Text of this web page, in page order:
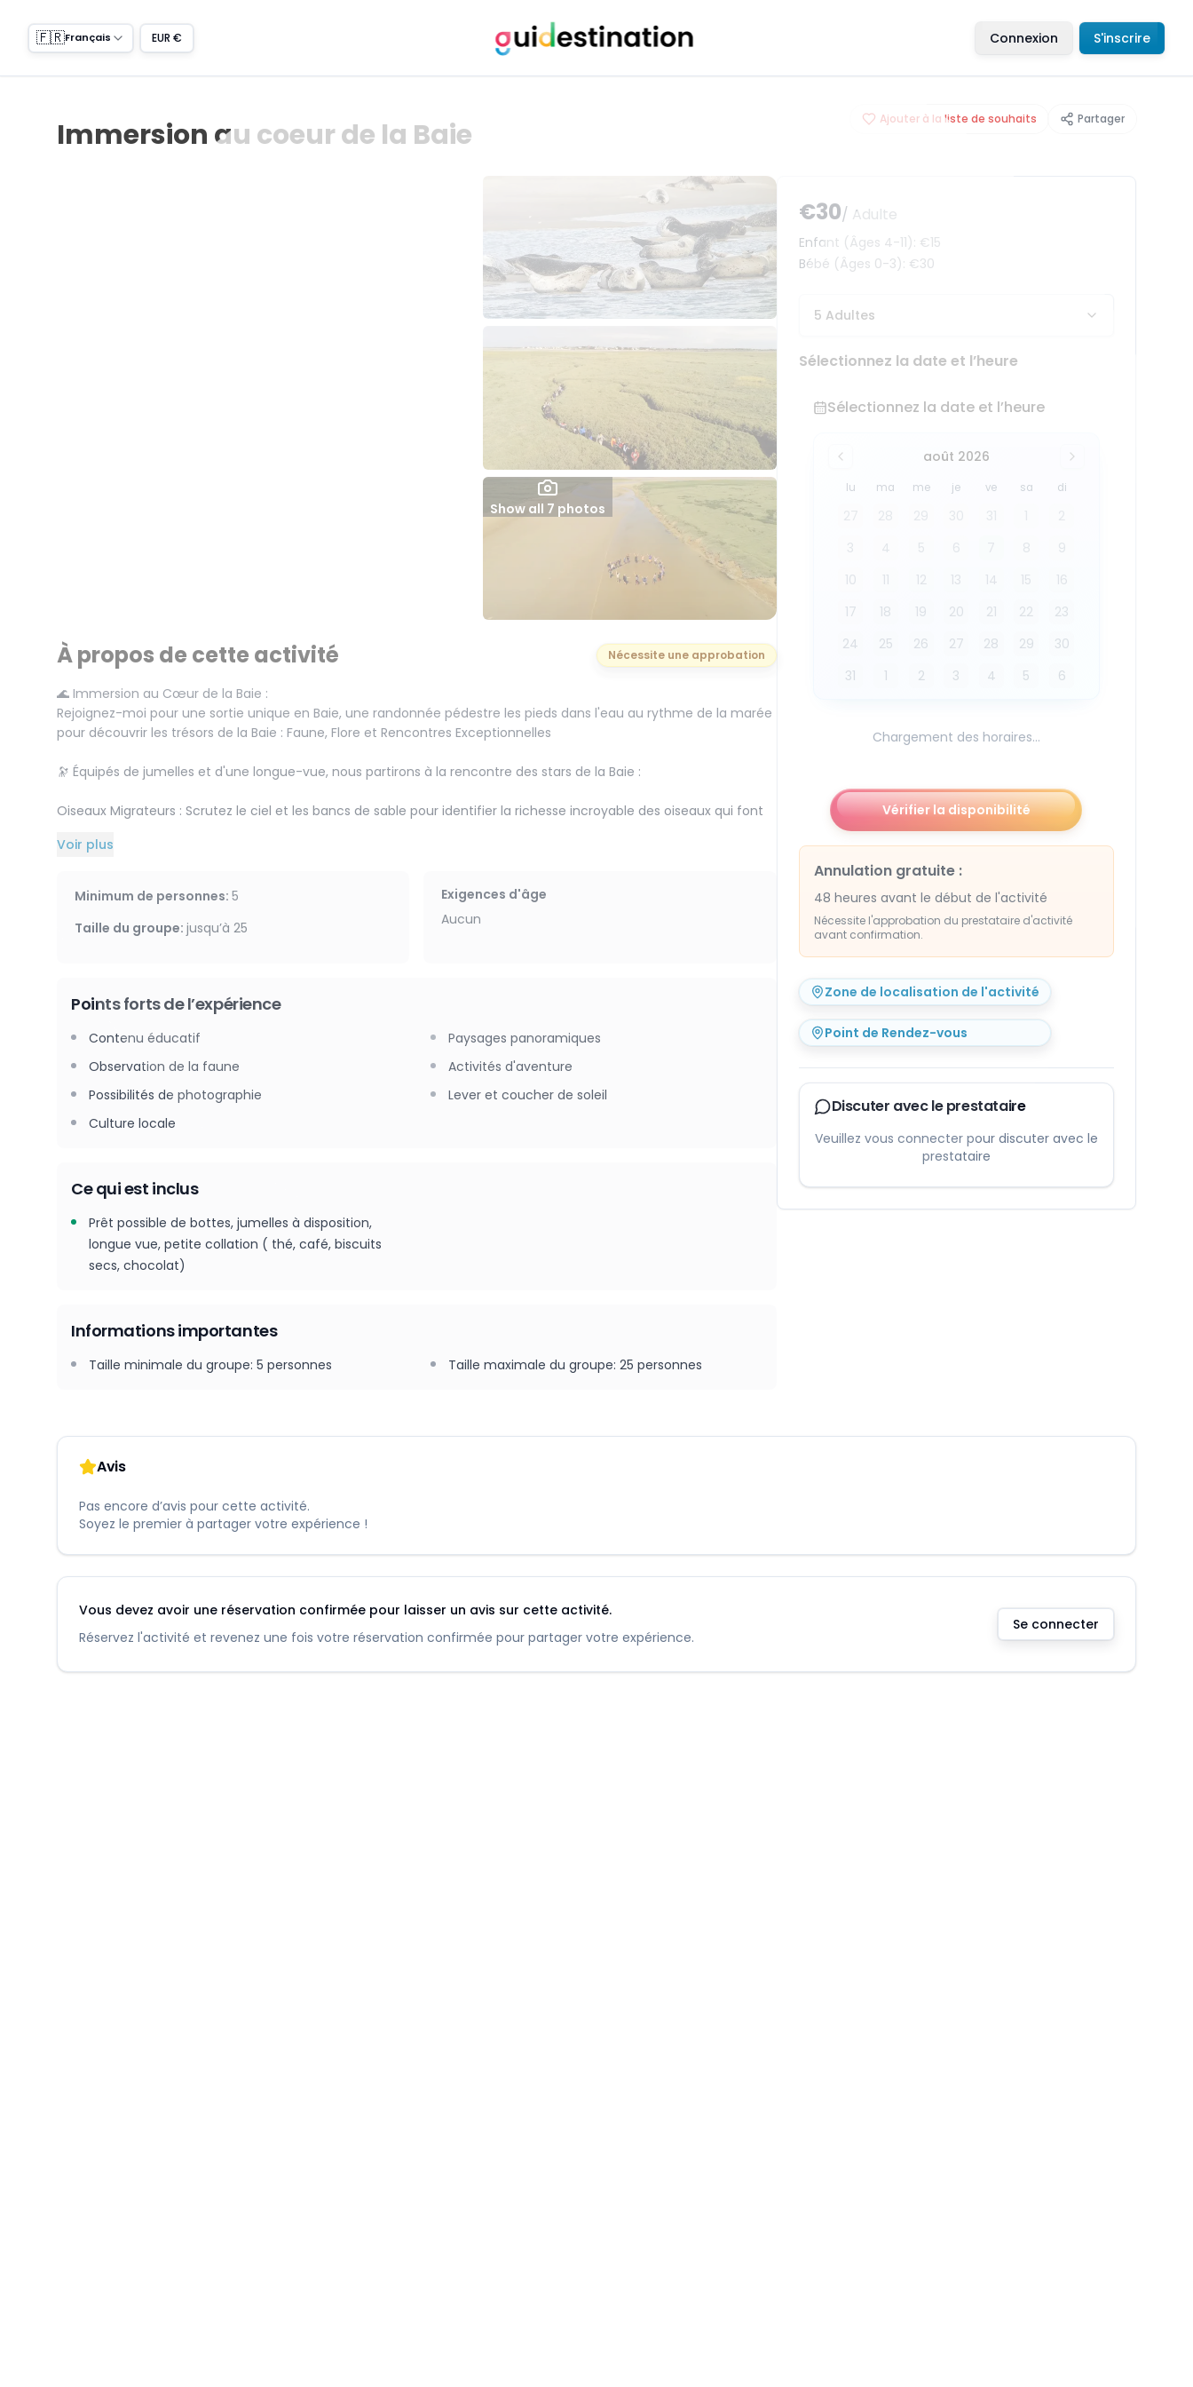
🇫🇷Français EUR € Connexion S'inscrire
Immersion au coeur de la Baie Ajouter à la liste de souhaits Partager
€30/ Adulte
Enfant (Âges 4-11): €15
Bébé (Âges 0-3): €30
5 Adultes
Sélectionnez la date et l’heure
Sélectionnez la date et l’heure
août 2026
lu ma me je ve sa di
27 28 29 30 31
3
4 5 6 7 8
9
10
11 12 13 14 15
16
17
18 19 20 21 22
23
24
25 26 27 28 29
30
31
1 2 3 4 5 6
Chargement des horaires...
Vérifier la disponibilité
Annulation gratuite:
48 heures avant le début de l'activité
Nécessite l'approbation du prestataire d'activité
avant confirmation.
Zone de localisation de l'activité
Point de Rendez-vous
Discuter avec le prestataire
Veuillez vous connecter pour discuter avec le
prestataire
Show all 7 photos
À propos de cette activité Nécessite une approbation
🌊 Immersion au Cœur de la Baie :
Rejoignez-moi pour une sortie unique en Baie, une randonnée pédestre les pieds dans l'eau au rythme de la marée
pour découvrir les trésors de la Baie : Faune, Flore et Rencontres Exceptionnelles
🔭 Équipés de jumelles et d'une longue-vue, nous partirons à la rencontre des stars de la Baie :
Oiseaux Migrateurs : Scrutez le ciel et les bancs de sable pour identifier la richesse incroyable des oiseaux qui font
de Somme. ( on reste à bonne distance!)
La Flore et la Micro-Faune : Apprenez à reconnaître les plantes pionnières et les trésors cachés de la vasière.
📢 En Bref :
d'exception.
Les horaires indiqués peuvent légèrement varier en fonction des marées.
Voir plus
Minimum de personnes: 5
Taille du groupe: jusqu’à 25
Exigences d'âge
Aucun
Points forts de l’expérience
Contenu éducatif
Paysages panoramiques
Observation de la faune
Activités d'aventure
Possibilités de photographie
Lever et coucher de soleil
Culture locale
Ce qui est inclus
Prêt possible de bottes, jumelles à disposition,
longue vue, petite collation ( thé, café, biscuits
secs, chocolat)
Informations importantes
Taille minimale du groupe: 5 personnes Taille maximale du groupe: 25 personnes
Avis
Pas encore d’avis pour cette activité.
Soyez le premier à partager votre expérience !
Vous devez avoir une réservation confirmée pour laisser un avis sur cette activité.
Réservez l'activité et revenez une fois votre réservation confirmée pour partager votre expérience.
Se connecter